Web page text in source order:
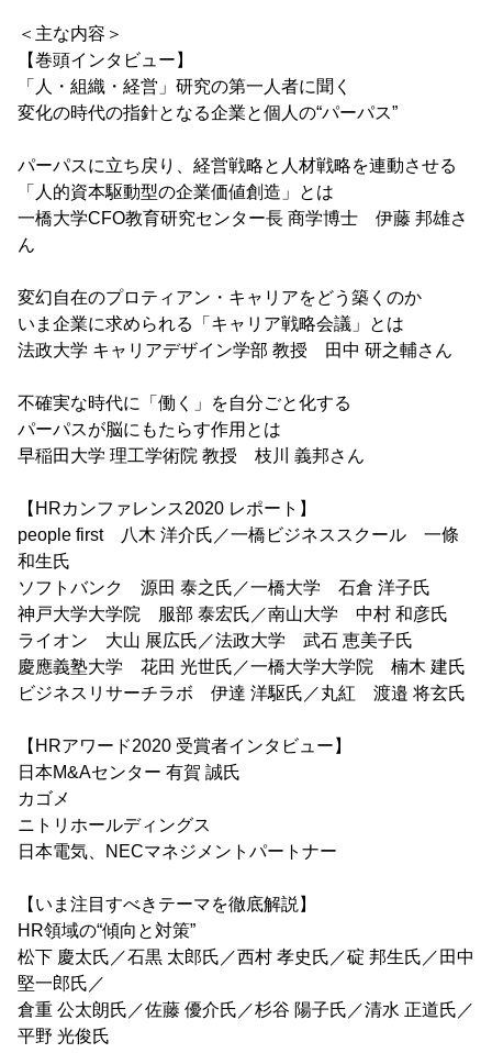
＜主な内容＞
【巻頭インタビュー】
「人・組織・経営」研究の第一人者に聞く
変化の時代の指針となる企業と個人の“パーパス”
パーパスに立ち戻り、経営戦略と人材戦略を連動させる
「人的資本駆動型の企業価値創造」とは
一橋大学CFO教育研究センター長 商学博士 伊藤 邦雄さ
ん
変幻自在のプロティアン・キャリアをどう築くのか
いま企業に求められる「キャリア戦略会議」とは
法政大学 キャリアデザイン学部 教授 田中 研之輔さん
不確実な時代に「働く」を自分ごと化する
パーパスが脳にもたらす作用とは
早稲田大学 理工学術院 教授 枝川 義邦さん
【HRカンファレンス2020 レポート】
people first 八木 洋介氏／一橋ビジネススクール 一條
和生氏
ソフトバンク 源田 泰之氏／一橋大学 石倉 洋子氏
神戸大学大学院 服部 泰宏氏／南山大学 中村 和彦氏
ライオン 大山 展広氏／法政大学 武石 恵美子氏
慶應義塾大学 花田 光世氏／一橋大学大学院 楠木 建氏
ビジネスリサーチラボ 伊達 洋駆氏／丸紅 渡邉 将玄氏
【HRアワード2020 受賞者インタビュー】
日本M&Aセンター 有賀 誠氏
カゴメ
ニトリホールディングス
日本電気、NECマネジメントパートナー
【いま注目すべきテーマを徹底解説】
HR領域の“傾向と対策”
松下 慶太氏／石黒 太郎氏／西村 孝史氏／碇 邦生氏／田中
堅一郎氏／
倉重 公太朗氏／佐藤 優介氏／杉谷 陽子氏／清水 正道氏／
平野 光俊氏